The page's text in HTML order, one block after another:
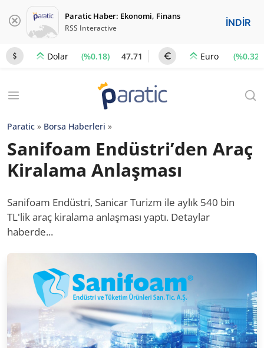
Paratic Haber: Ekonomi, Finans
RSS Interactive İNDİR
Dolar (%0.18) 47.71 Euro (%0.32)
Paratic » Borsa Haberleri »
Sanifoam Endüstri’den Araç
Kiralama Anlaşması
Sanifoam Endüstri, Sanicar Turizm ile aylık 540 bin
TL'lik araç kiralama anlaşması yaptı. Detaylar
haberde...